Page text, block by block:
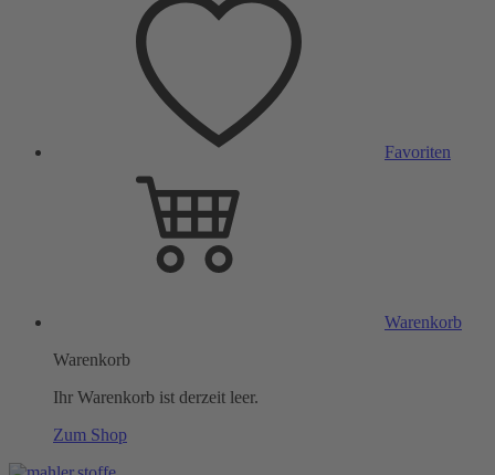
Favoriten
Warenkorb
Warenkorb
Ihr Warenkorb ist derzeit leer.
Zum Shop